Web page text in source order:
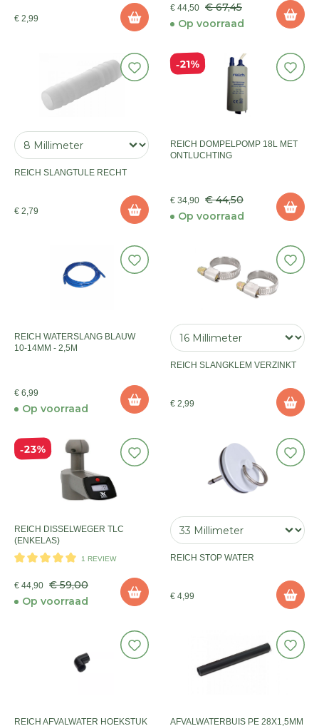
€ 2,99
€ 44,50 € 67,45
Op voorraad
REICH SLANGTULE RECHT
€ 2,79
21%
REICH DOMPELPOMP 18L MET
ONTLUCHTING
€ 34,90 € 44,50
Op voorraad
REICH WATERSLANG BLAUW
10-14MM - 2,5M
€ 6,99
Op voorraad
REICH SLANGKLEM VERZINKT
€ 2,99
23%
REICH DISSELWEGER TLC
(ENKELAS)
1 REVIEW
€ 44,90 € 59,00
Op voorraad
REICH STOP WATER
€ 4,99
REICH AFVALWATER HOEKSTUK AFVALWATERBUIS PE 28X1,5MM